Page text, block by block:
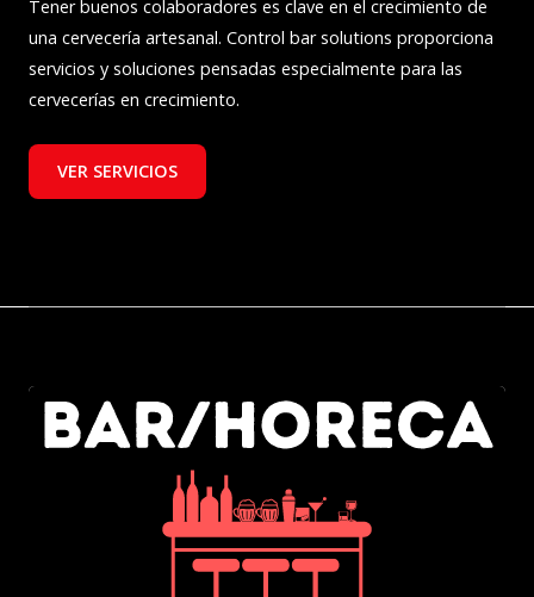
Tener buenos colaboradores es clave en el crecimiento de
una cervecería artesanal. Control bar solutions proporciona
servicios y soluciones pensadas especialmente para las
cervecerías en crecimiento.
VER SERVICIOS